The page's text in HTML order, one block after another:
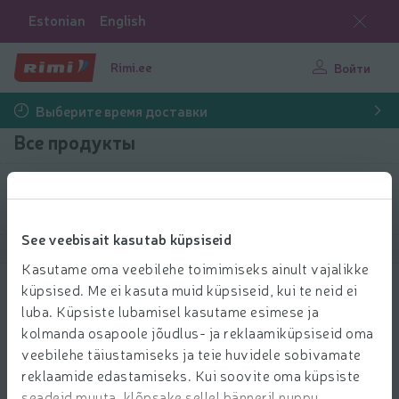
See veebisait kasutab küpsiseid
Kasutame oma veebilehe toimimiseks ainult vajalikke
küpsised. Me ei kasuta muid küpsiseid, kui te neid ei
luba. Küpsiste lubamisel kasutame esimese ja
kolmanda osapoole jõudlus- ja reklaamiküpsiseid oma
veebilehe täiustamiseks ja teie huvidele sobivamate
reklaamide edastamiseks. Kui soovite oma küpsiste
Estonian English
Rimi.ee Войти
Выберите время доставки
Все продукты
Выбрать продукты
Показать продукты
M/a sõiduk Cat P.H. Dump Truck 2.0
83353
29.99 € за шт.
29 99
€/шт.Цена за единицу: 29,99 €/шт.
29,99 €/шт.
Добавить в корзину